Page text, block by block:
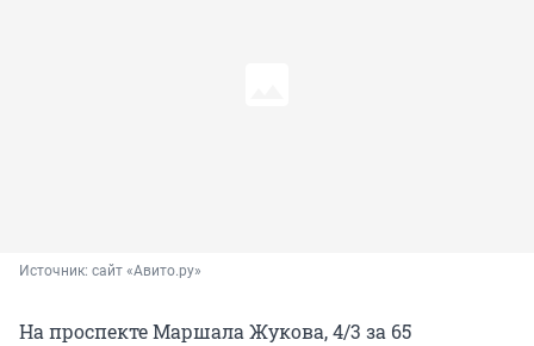
Источник: сайт «Авито.ру»
На проспекте Маршала Жукова, 4/3 за 65